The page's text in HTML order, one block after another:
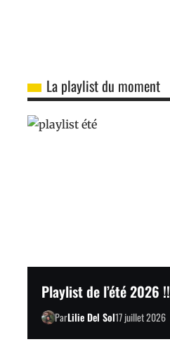
La playlist du moment
Playlist de l’été 2026 !!
ParLilie Del Sol17 juillet 2026